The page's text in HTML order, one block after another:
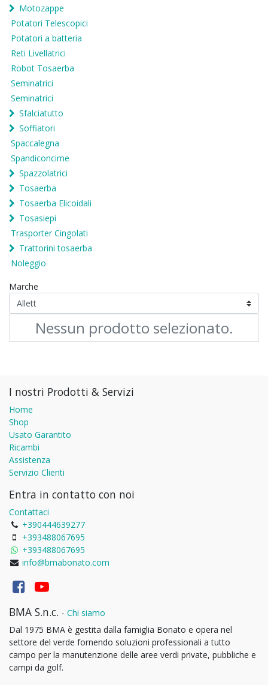
Motozappe
Potatori Telescopici
Potatori a batteria
Reti Livellatrici
Robot Tosaerba
Seminatrici
Seminatrici
Sfalciatutto
Soffiatori
Spaccalegna
Spandiconcime
Spazzolatrici
Tosaerba
Tosaerba Elicoidali
Tosasiepi
Trasporter Cingolati
Trattorini tosaerba
Noleggio
Marche
Nessun prodotto selezionato.
I nostri Prodotti & Servizi
Home
Shop
Usato Garantito
Ricambi
Assistenza
Servizio Clienti
Entra in contatto con noi
Contattaci
+390444639277
+393488067695
+393488067695
info@bmabonato.com
BMA S.n.c. - Chi siamo
Dal 1975 BMA è gestita dalla famiglia Bonato e opera nel
settore del verde fornendo soluzioni professionali a tutto
campo per la manutenzione delle aree verdi private, pubbliche e
campi da golf.